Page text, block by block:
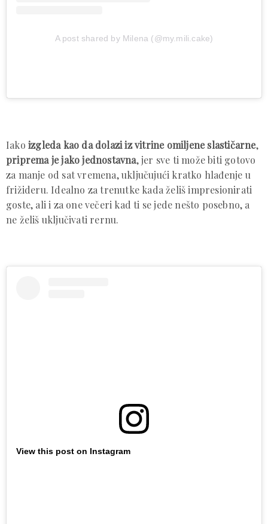
A post shared by Milena (@my.mili.cake)
Iako izgleda kao da dolazi iz vitrine omiljene slastičarne,
priprema je jako jednostavna, jer sve ti može biti gotovo
za manje od sat vremena, uključujući kratko hlađenje u
frižideru. Idealno za trenutke kada želiš impresionirati
goste, ali i za one večeri kad ti se jede nešto posebno, a
ne želiš uključivati rernu.
View this post on Instagram